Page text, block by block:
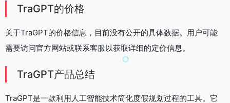
TraGPT的价格
关于TraGPT的价格信息，目前没有公开的具体数据。用户可能
需要访问官方网站或联系客服以获取详细的定价信息。
TraGPT产品总结
TraGPT是一款利用人工智能技术简化度假规划过程的工具。它